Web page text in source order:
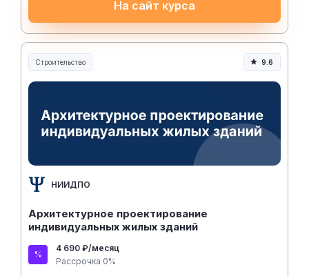
На сайт курса
Строительство
Строительство и инженерия
9.6
НИИДПО
Архитектурное проектирование
индивидуальных жилых зданий
4 690 ₽/месяц
Рассрочка 0%